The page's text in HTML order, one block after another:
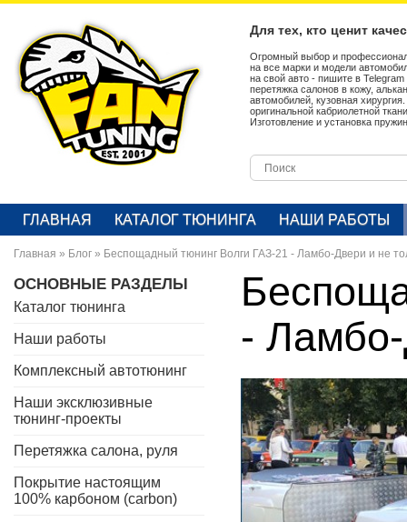
Для тех, кто ценит
Огромный выбор и
на все марки и модели
на свой авто - пишите в
перетяжка салонов в кожу,
автомобилей, кузовная
оригинальной кабриолетной
Изготовление и установка
ГЛАВНАЯ КАТАЛОГ ТЮНИНГА НАШИ РАБОТЫ
Главная » Блог » Беспощадный тюнинг Волги ГАЗ-21 - Ламбо-Двери и не
ОСНОВНЫЕ РАЗДЕЛЫ
Каталог тюнинга
Наши работы
Комплексный автотюнинг
Наши эксклюзивные
тюнинг-проекты
Перетяжка салона, руля
Покрытие настоящим
100% карбоном (carbon)
-